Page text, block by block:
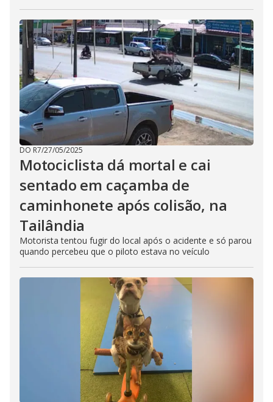
DO R7/27/05/2025
Motociclista dá mortal e cai
sentado em caçamba de
caminhonete após colisão, na
Tailândia
Motorista tentou fugir do local após o acidente e só parou
quando percebeu que o piloto estava no veículo